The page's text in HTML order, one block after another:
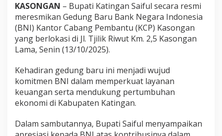
KASONGAN – Bupati Katingan Saiful secara resmi
meresmikan Gedung Baru Bank Negara Indonesia
(BNI) Kantor Cabang Pembantu (KCP) Kasongan
yang berlokasi di Jl. Tjilik Riwut Km. 2,5 Kasongan
Lama, Senin (13/10/2025).
Kehadiran gedung baru ini menjadi wujud
komitmen BNI dalam memperkuat layanan
keuangan serta mendukung pertumbuhan
ekonomi di Kabupaten Katingan.
Dalam sambutannya, Bupati Saiful menyampaikan